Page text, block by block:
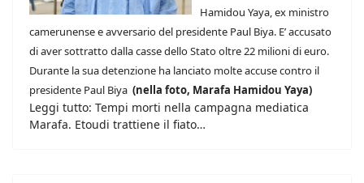
Hamidou Yaya, ex ministro
camerunense e avversario del presidente Paul Biya. E’ accusato
di aver sottratto dalla casse dello Stato oltre 22 milioni di euro.
Durante la sua detenzione ha lanciato molte accuse contro il
presidente Paul Biya (nella foto, Marafa Hamidou Yaya)
Leggi tutto: Tempi morti nella campagna mediatica
Marafa. Etoudi trattiene il fiato…